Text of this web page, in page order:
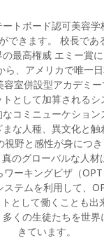
トボード認可美容
できます。 校長であ
の最高権威 エミー賞
ら、アメリカで唯一
室併設型アカデミ
として加算される
コミニューケション
な人種、異文化と
野と感性が身につ
のグローバルな人材
ワーキングビザ（
ステムを利用して、
として働くことも出
くの生徒たちを世
きています。